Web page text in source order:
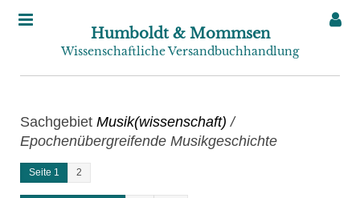
Humboldt & Mommsen
Wissenschaftliche Versandbuchhandlung
Sachgebiet Musik(wissenschaft) /
Epochenübergreifende Musikgeschichte
Seite 1 2